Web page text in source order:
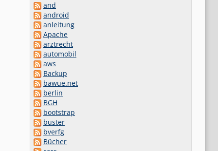
and
android
anleitung
Apache
arztrecht
automobil
aws
Backup
bawue.net
berlin
BGH
bootstrap
buster
bverfg
Bücher